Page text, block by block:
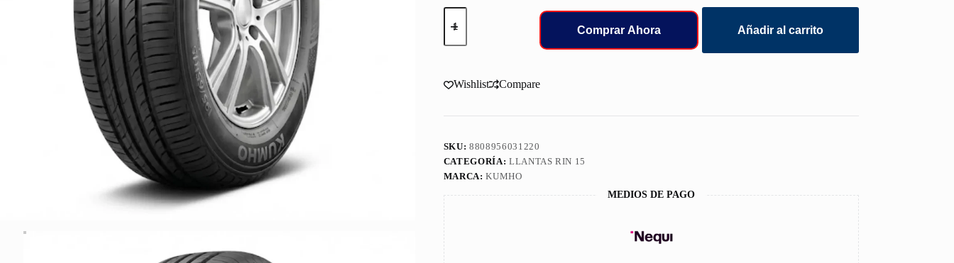
295/50/15
LLANT
108H
cantidad
Comprar Ahora Añadir al carrito
Wishlist Compare
SKU:8808956031220
CATEGORÍA: LLANTAS RIN 15
MARCA:KUMHO
MEDIOS DE PAGO